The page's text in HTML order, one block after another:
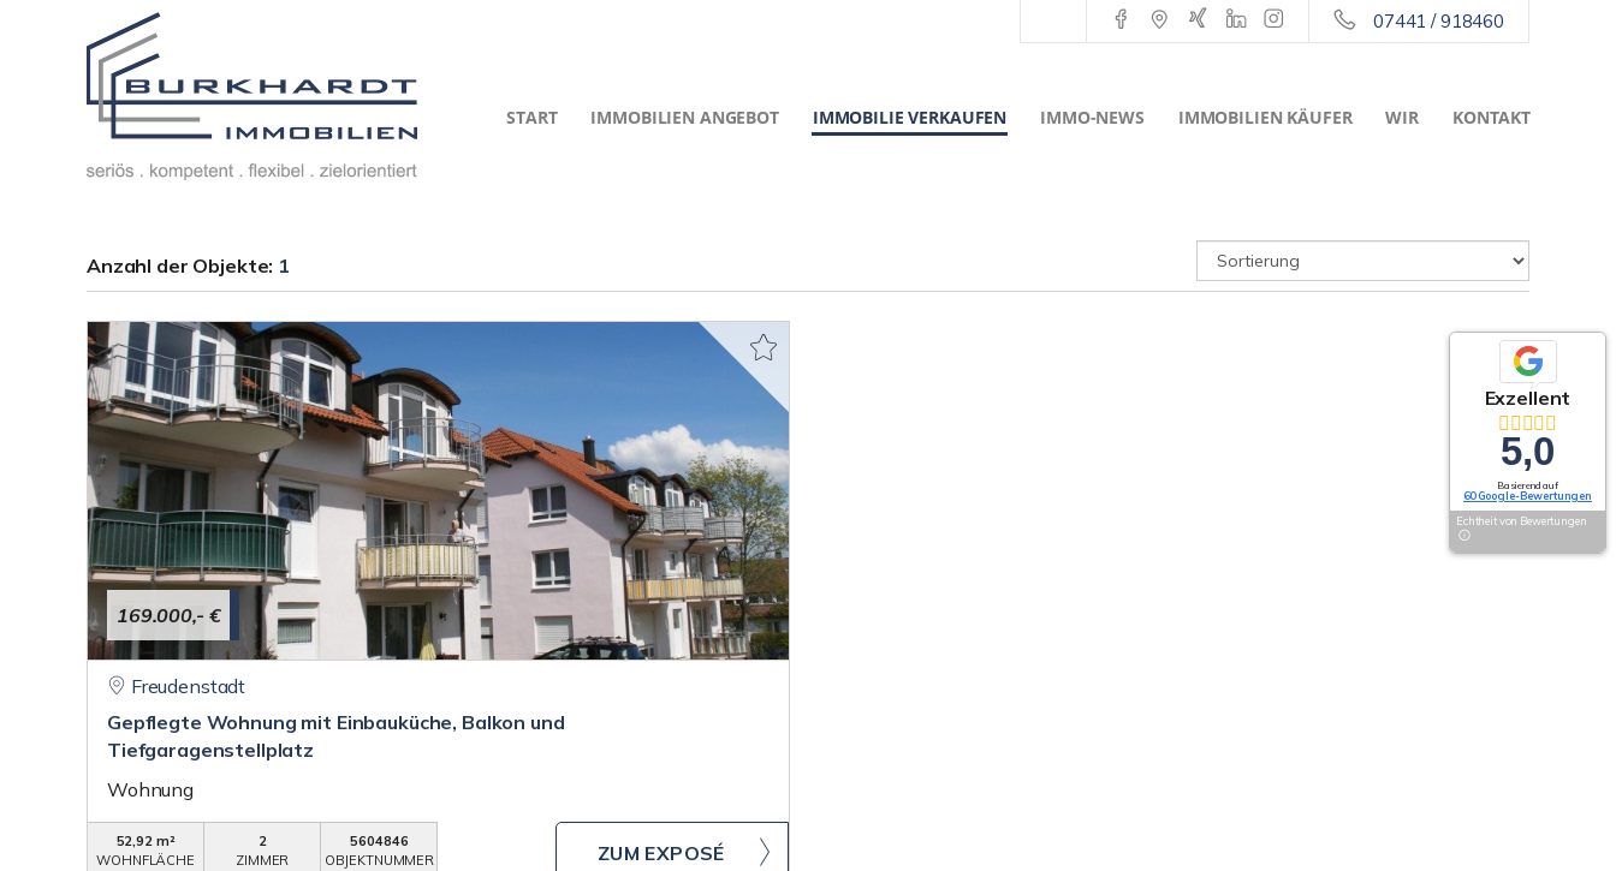
07441 / 918460
START IMMOBILIEN ANGEBOT IMMOBILIE VERKAUFEN IMMO-NEWS IMMOBILIEN KÄUFER WIR KONTAKT
Anzahl der Objekte: 1
169.000,- €
Freudenstadt
Gepflegte Wohnung mit Einbauküche, Balkon und
Tiefgaragenstellplatz
Wohnung
52,92 m²
WOHNFLÄCHE
2
ZIMMER
5604846
OBJEKTNUMMER
ZUM EXPOSÉ
Exzellent
5,0
Basierend auf
60 Google-Bewertungen
Echtheit von Bewertungen